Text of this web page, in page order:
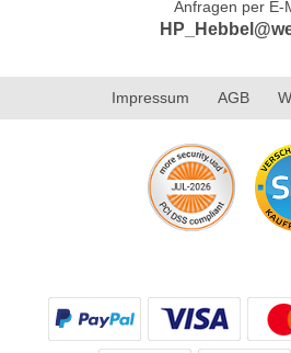
Anfragen per E-
Impressum AGB